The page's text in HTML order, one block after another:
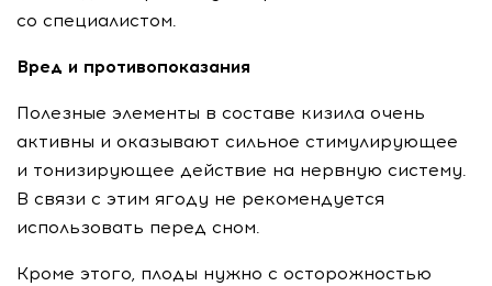
со специалистом.
Вред и противопоказания
Полезные элементы в составе кизила очень
активны и оказывают сильное стимулирующее
и тонизирующее действие на нервную систему.
В связи с этим ягоду не рекомендуется
использовать перед сном.
Кроме этого, плоды нужно с осторожностью